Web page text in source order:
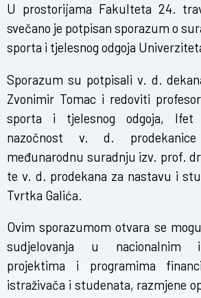
U prostorijama Fakulteta 24.
svečano je potpisan sporazum o
sporta i tjelesnog odgoja
Sporazum su potpisali v. d.
Zvonimir Tomac i redoviti
sporta i tjelesnog odgoja, Ifet
nazočnost v. d.
međunarodnu suradnju izv. prof.
te v. d. prodekana za nastavu i
Tvrtka Galića.
Ovim sporazumom otvara se
sudjelovanja u nacionalnim i
projektima i programima
istraživača i studenata, razmjene